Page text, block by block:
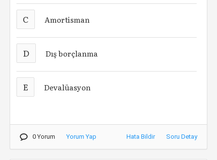
C Amortisman
D Dış borçlanma
E Devalüasyon
0 Yorum Yorum Yap Hata Bildir Soru Detay